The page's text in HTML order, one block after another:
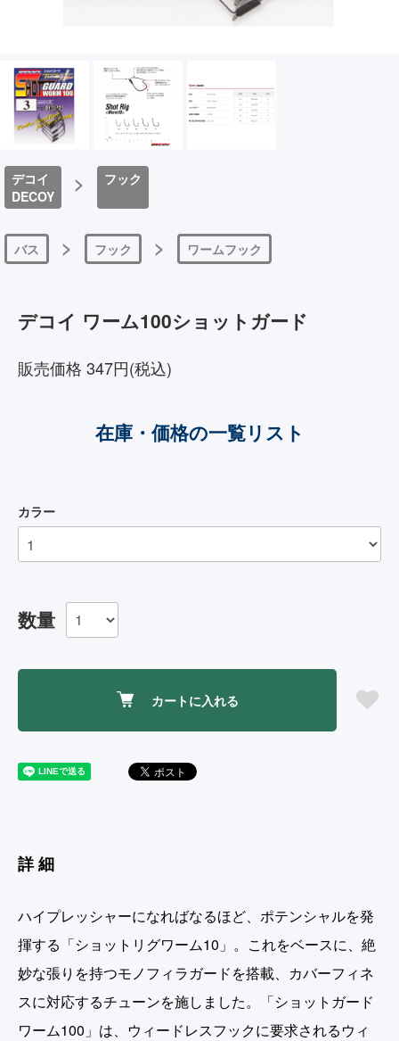
デコイ
DECOY
> フック
バス > フック > ワームフック
デコイ ワーム100ショットガード
販売価格 347円(税込)
在庫・価格の一覧リスト
カラー
数量
カートに入れる
詳細
ハイプレッシャーになればなるほど、ポテンシャルを発
揮する「ショットリグワーム10」。これをベースに、絶
妙な張りを持つモノフィラガードを搭載、カバーフィネ
スに対応するチューンを施しました。「ショットガード
ワーム100」は、ウィードレスフックに要求されるウィ